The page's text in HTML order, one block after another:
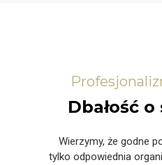
Dbałość o
Wierzymy, że godne
tylko odpowiednia